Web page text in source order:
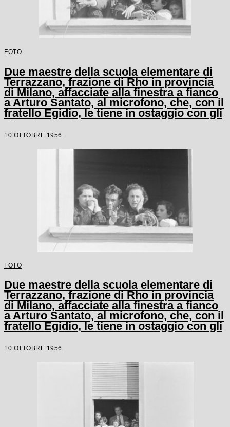
FOTO
Due maestre della scuola elementare di
Terrazzano, frazione di Rho in provincia
di Milano, affacciate alla finestra a fianco
a Arturo Santato, al microfono, che, con il
fratello Egidio, le tiene in ostaggio con gli
alunni e un'altra maestra
10 OTTOBRE 1956
FOTO
Due maestre della scuola elementare di
Terrazzano, frazione di Rho in provincia
di Milano, affacciate alla finestra a fianco
a Arturo Santato, al microfono, che, con il
fratello Egidio, le tiene in ostaggio con gli
alunni e un'altra maestra
10 OTTOBRE 1956